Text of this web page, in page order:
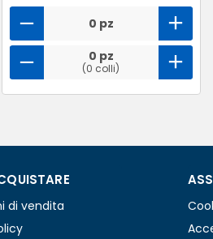
0 pz
0 pz
(0 colli)
di vendita